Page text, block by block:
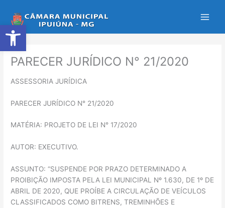
Abrir a barra de ferramentas
para
o
conteúdo
PARECER JURÍDICO N° 21/2020
ASSESSORIA JURÍDICA
PARECER JURÍDICO N° 21/2020
MATÉRIA: PROJETO DE LEI N° 17/2020
AUTOR: EXECUTIVO.
ASSUNTO: “SUSPENDE POR PRAZO DETERMINADO A
PROIBIÇÃO IMPOSTA PELA LEI MUNICIPAL Nº 1.630, DE 1º DE
ABRIL DE 2020, QUE PROÍBE A CIRCULAÇÃO DE VEÍCULOS
CLASSIFICADOS COMO BITRENS, TREMINHÕES E